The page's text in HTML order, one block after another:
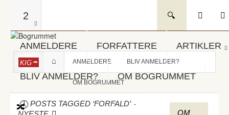
2
ANMELDERE FORFATTERE ARTIKLER
BLIV ANMELDER? OM BOGRUMMET
KIG ANMELDERE BLIV ANMELDER?
OM BOGRUMMET
POSTS TAGGED ‘FORFALD’ -
OM